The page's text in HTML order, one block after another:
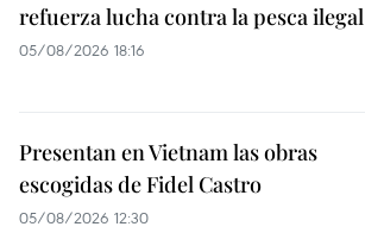
refuerza lucha contra la pesca ilegal
05/08/2026 18:16
Presentan en Vietnam las obras
escogidas de Fidel Castro
05/08/2026 12:30